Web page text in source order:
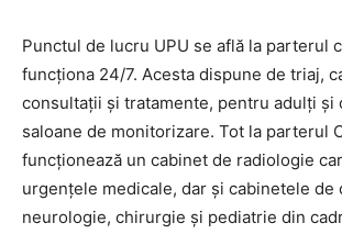
Punctul de lucru UPU se află la parterul
funcționa 24/7. Acesta dispune de triaj,
consultații și tratamente, pentru adulți și
saloane de monitorizare. Tot la parterul
funcționează un cabinet de radiologie
urgențele medicale, dar și cabinetele de
neurologie, chirurgie și pediatrie din